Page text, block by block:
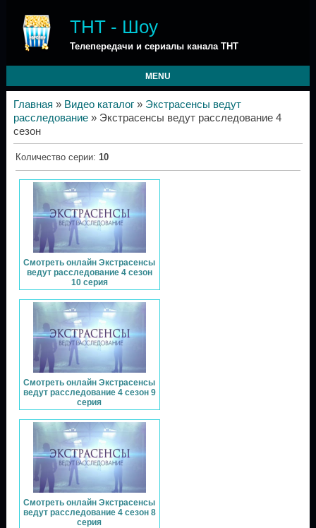
ТНТ - Шоу
Телепередачи и сериалы канала ТНТ
MENU
Главная » Видео каталог» Экстрасенсы ведут
расследование» Экстрасенсы ведут расследование 4
сезон
Количество серии: 10
Смотреть онлайн Экстрасенсы
ведут расследование 4 сезон
10 серия
Смотреть онлайн Экстрасенсы
ведут расследование 4 сезон 9
серия
Смотреть онлайн Экстрасенсы
ведут расследование 4 сезон 8
серия